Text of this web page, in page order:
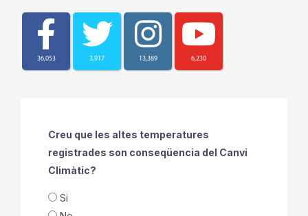
36,053 3,917 13,389 6,230
Creu que les altes temperatures
registrades son conseqüencia del Canvi
Climàtic?
Si